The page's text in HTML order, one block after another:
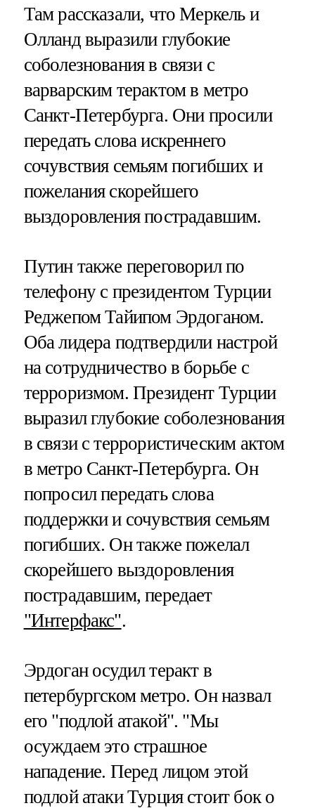
Там рассказали, что Меркель и
Олланд выразили глубокие
соболезнования в связи с
варварским терактом в метро
Санкт-Петербурга. Они просили
передать слова искреннего
сочувствия семьям погибших и
пожелания скорейшего
выздоровления пострадавшим.
Путин также переговорил по
телефону с президентом Турции
Реджепом Тайипом Эрдоганом.
Оба лидера подтвердили настрой
на сотрудничество в борьбе с
терроризмом. Президент Турции
выразил глубокие соболезнования
в связи с террористическим актом
в метро Санкт-Петербурга. Он
попросил передать слова
поддержки и сочувствия семьям
погибших. Он также пожелал
скорейшего выздоровления
пострадавшим, передает
"Интерфакс".
Эрдоган осудил теракт в
петербургском метро. Он назвал
его "подлой атакой". "Мы
осуждаем это страшное
нападение. Перед лицом этой
подлой атаки Турция стоит бок о